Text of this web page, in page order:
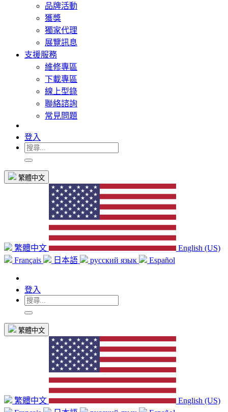
品牌活動
獲獎
獨家代理
展覽訊息
支援服務
維修專區
下載專區
線上型錄
聯絡諮詢
常見問題
登入
繁體中文
繁體中文
English (US)
Français
日本語 русский язык Español
登入
繁體中文
繁體中文
English (US)